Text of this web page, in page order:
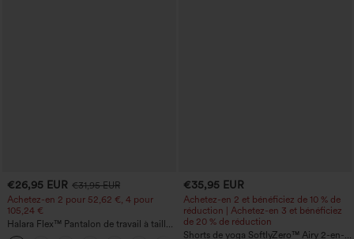
€26,95 EUR €31,95 EUR
Achetez-en 2 pour 52,62 €, 4 pour
105,24 €
Halara Flex™ Pantalon de travail à taille
haute, jambe large, avec poches, en
€35,95 EUR
Achetez-en 2 et bénéficiez de 10 % de
réduction | Achetez-en 3 et bénéficiez
de 20 % de réduction
Shorts de yoga SoftlyZero™ Airy 2-en-1